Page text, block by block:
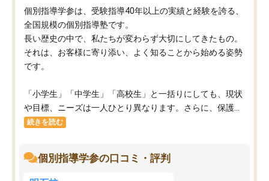
個別指導学参は、受験指導40年以上の実績と経験を誇る、
全国規模の個別指導塾です。
長い歴史の中で、私たちが変わらず大切にしてきたもの。
それは、お客様に寄り添い、よく知ることから始める姿勢
です。
「小学生」「中学生」「高校生」と一括りにしても、現状
や目標、ニーズは一人ひとり異なります。さらに、保護...
続きを読む
個別指導学参の口コミ・評判